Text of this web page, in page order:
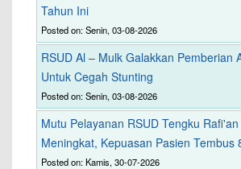
Tahun Ini
Posted on: Senin, 03-08-2026
RSUD Al – Mulk Galakkan Pemberian
Untuk Cegah Stunting
Posted on: Senin, 03-08-2026
Mutu Pelayanan RSUD Tengku
Meningkat, Kepuasan Pasien Tembus
Posted on: Kamis, 30-07-2026